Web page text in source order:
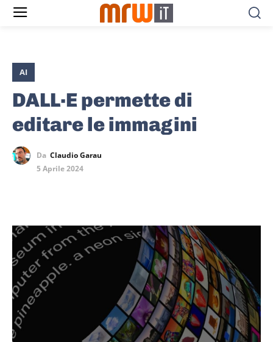
AI
DALL·E permette di
editare le immagini
Da Claudio Garau
5 Aprile 2024